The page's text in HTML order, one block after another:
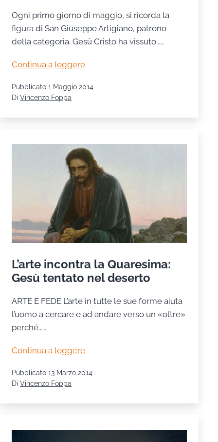
Ogni primo giorno di maggio, si ricorda la
figura di San Giuseppe Artigiano, patrono
della categoria. Gesù Cristo ha vissuto……
Continua a leggere1°
festa
San
lavoratore
Pubblicato 1 Maggio 2014
Di Vincenzo Foppa
L’arte incontra la Quaresima:
Gesù tentato nel deserto
ARTE E FEDE L’arte in tutte le sue forme aiuta
l’uomo a cercare e ad andare verso un «oltre»
perché……
Continua a leggereL’arte
la
Gesù
nel
Pubblicato 13 Marzo 2014
Di Vincenzo Foppa